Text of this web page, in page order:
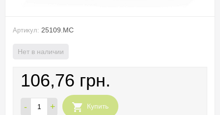
Артикул: 25109.MC
Нет в наличии
106,76 грн.
- + Купить